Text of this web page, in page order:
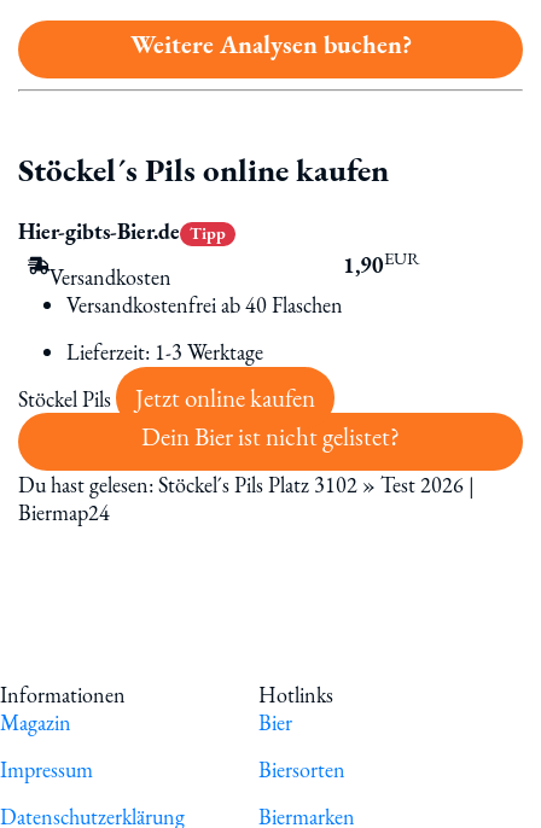
Weitere Analysen buchen?
Stöckel´s Pils online kaufen
Hier-gibts-Bier.de Tipp
Versandkosten
Versandkostenfrei ab 40 Flaschen
Lieferzeit: 1-3 Werktage
1,90EUR
Stöckel Pils
Jetzt online kaufen
Dein Bier ist nicht gelistet?
Du hast gelesen: Stöckel´s Pils Platz 3102 » Test 2026 |
Biermap24
Informationen
Magazin
Impressum
Datenschutzerklärung
Hotlinks
Bier
Biersorten
Biermarken